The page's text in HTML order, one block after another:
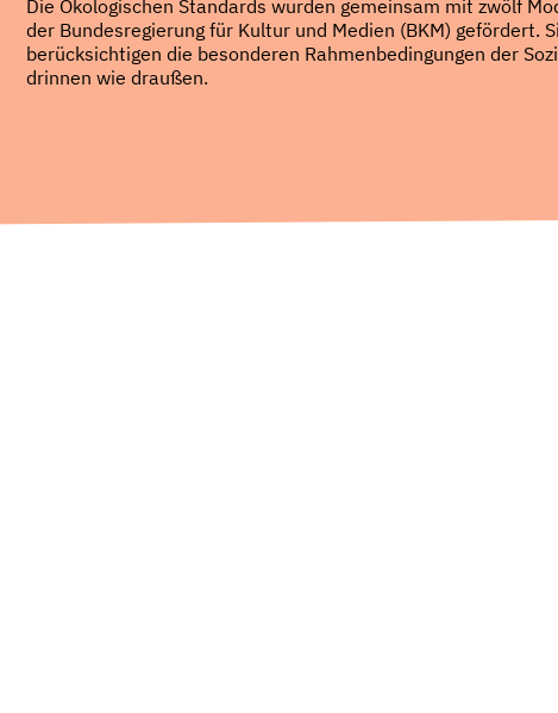
Die Ökologischen Standards wurden gemeinsam mit zwölf
der Bundesregierung für Kultur und Medien (BKM) gefördert.
berücksichtigen die besonderen Rahmenbedingungen der
drinnen wie draußen.